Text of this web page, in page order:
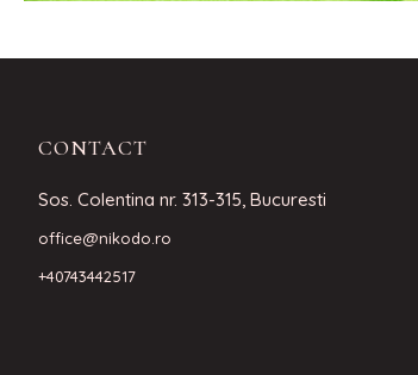
CONTACT
Sos. Colentina nr. 313-315, Bucuresti
office@nikodo.ro
+40743442517